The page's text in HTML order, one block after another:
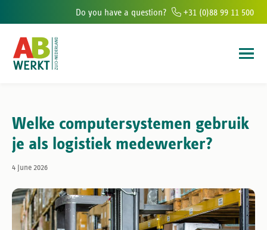
in the south of The Netherlands
Do you have a question? +31 (0)88 99 11 500
Welke computersystemen gebruik
je als logistiek medewerker?
4 June 2026